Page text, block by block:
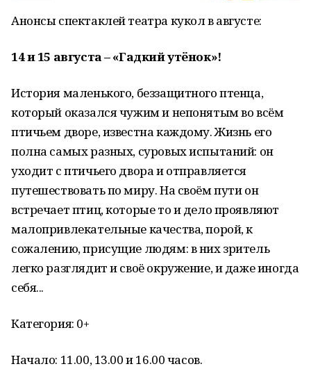
Анонсы спектаклей театра кукол в августе:
14 и 15 августа – «Гадкий утёнок»!
История маленького, беззащитного птенца,
который оказался чужим и непонятым во всём
птичьем дворе, известна каждому. Жизнь его
полна самых разных, суровых испытаний: он
уходит с птичьего двора и отправляется
путешествовать по миру. На своём пути он
встречает птиц, которые то и дело проявляют
малопривлекательные качества, порой, к
сожалению, присущие людям: в них зритель
легко разглядит и своё окружение, и даже иногда
себя...
Категория: 0+
Начало: 11.00, 13.00 и 16.00 часов.